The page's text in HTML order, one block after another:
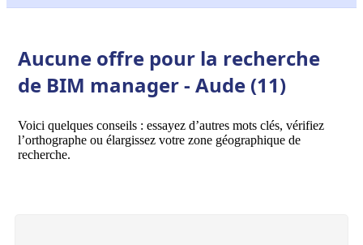
Aucune offre pour la recherche
de BIM manager - Aude (11)
Voici quelques conseils : essayez d’autres mots clés, vérifiez
l’orthographe ou élargissez votre zone géographique de
recherche.